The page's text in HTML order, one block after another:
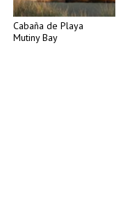
Cabaña de Playa
Mutiny Bay